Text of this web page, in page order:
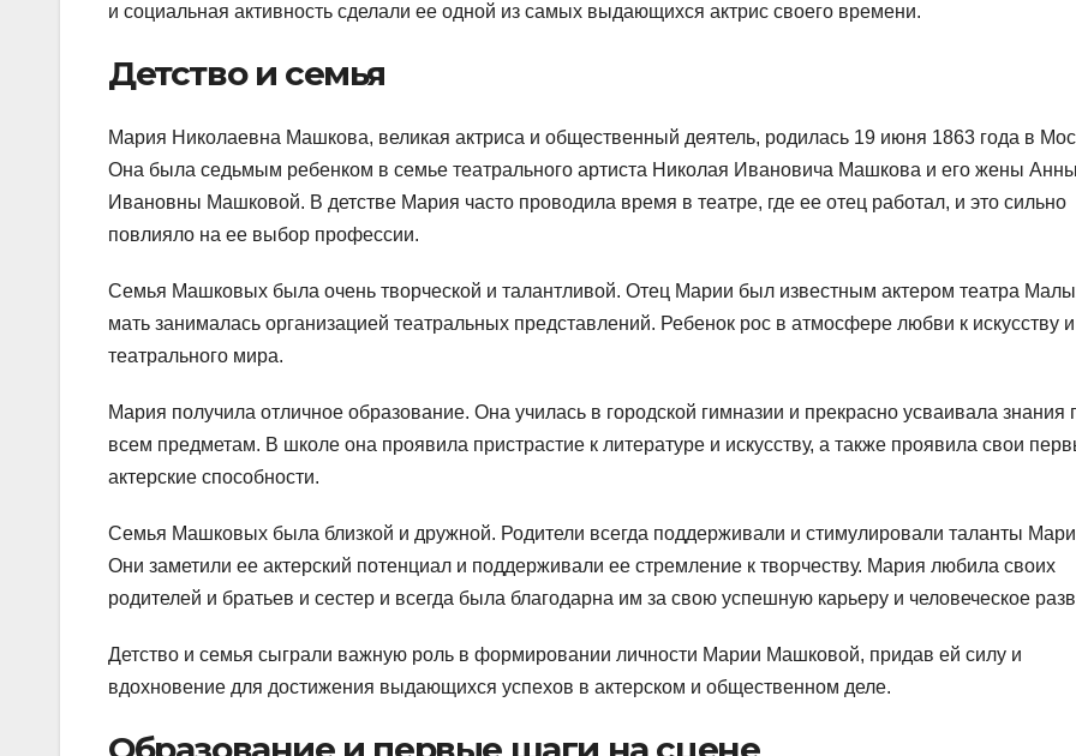
и социальная активность сделали ее одной из самых выдающихся актрис своего времени.
Детство и семья
Мария Николаевна Машкова, великая актриса и общественный деятель, родилась 19 июня 1863 года в
Она была седьмым ребенком в семье театрального артиста Николая Ивановича Машкова и его жены Анны
Ивановны Машковой. В детстве Мария часто проводила время в театре, где ее отец работал, и это сильно
повлияло на ее выбор профессии.
Семья Машковых была очень творческой и талантливой. Отец Марии был известным актером театра
мать занималась организацией театральных представлений. Ребенок рос в атмосфере любви к искусству и
театрального мира.
Мария получила отличное образование. Она училась в городской гимназии и прекрасно усваивала знания
всем предметам. В школе она проявила пристрастие к литературе и искусству, а также проявила свои
актерские способности.
Семья Машковых была близкой и дружной. Родители всегда поддерживали и стимулировали таланты
Они заметили ее актерский потенциал и поддерживали ее стремление к творчеству. Мария любила своих
родителей и братьев и сестер и всегда была благодарна им за свою успешную карьеру и человеческое
Детство и семья сыграли важную роль в формировании личности Марии Машковой, придав ей силу и
вдохновение для достижения выдающихся успехов в актерском и общественном деле.